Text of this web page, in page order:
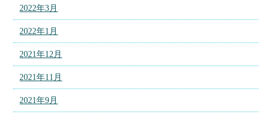
2022年3月
2022年1月
2021年12月
2021年11月
2021年9月